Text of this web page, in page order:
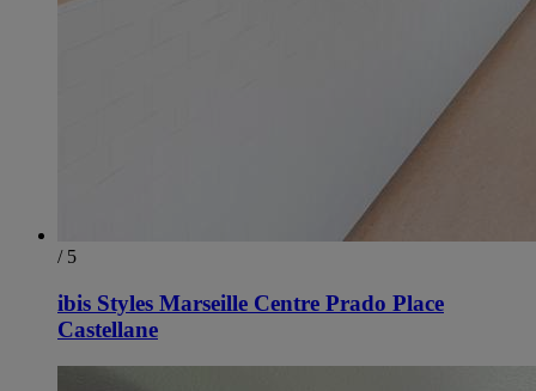
/ 5
ibis Styles Marseille Centre Prado Place
Castellane